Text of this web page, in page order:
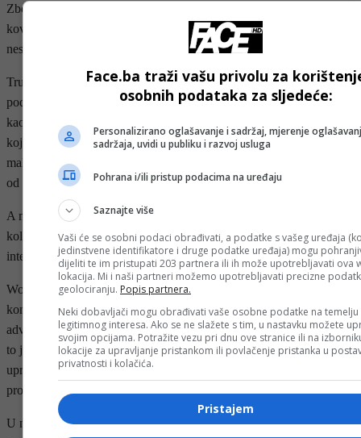
Zbog nedostatka transparentnosti u poslovanju s Trumpovim meme
kovanicama, procjene prihoda od kovanica nose veći stepen
nesigurnosti od onih za prodaju WLFI tokena.
Trumpovi kuju bogatstvo gotovine od digitalne imovine koju zasad
podržava tek nešto više od Trumpovog imena. World Liberty tokeni,
kao i većina kripto proizvoda, registrirani su na digitalnim knjigama
koje se nazivaju blockchaini. Ali WLFI tokeni nude vlasnicima
malo više od ograničenog utjecaja na planove kompanije, za razliku
od upravljačkih tokena za slične projekte.
A meme kovanice poput $TRUMP kovanice su u biti
kolekcionarski predmeti čija vrijednost odražava popularnost
internetske šale, mema ili ličnosti povezane s njima.
World Liberty Financial nije izravno odgovorio na zahtjeve za
komentar za ovaj članak. U pismu Reutersu, Timothy Parlatore,
advokat kompanije, rekao je: “WLFI tokeni nisu vrijednosni papiri;
to je digitalna imovina sa stvarnom korisnošću, uključujući prava
upravljanja koja koriste vlasnicima kako platforma raste. Navodna
procjena i analiza prihoda WLFI-ja je netačna i obmanjujuća”.
U naknadnoj e-poruci, Parlatore je odbio dati daljnje detalje o
Face.ba traži vašu privolu za
osobnih podataka za sljedeće:
Personalizirano oglašavanje i sadržaj, mjerenje
sadržaja, uvidi u publiku i razvoj usluga
Pohrana i/ili pristup podacima na uređaju
Saznajte više
Vaši će se osobni podaci obrađivati, a podatke s vašeg uređaja
jedinstvene identifikatore i druge podatke uređaja) mogu
dijeliti te im pristupati 203 partnera ili ih može upotrebljavati ova
lokacija. Mi i naši partneri možemo upotrebljavati precizne
geolociranju. Popis partnera.
Neki dobavljači mogu obrađivati vaše osobne podatke na temelju
legitimnog interesa. Ako se ne slažete s tim, u nastavku možete
svojim opcijama. Potražite vezu pri dnu ove stranice ili na
lokacije za upravljanje pristankom ili povlačenje pristanka u
privatnosti i kolačića.
Pristajem